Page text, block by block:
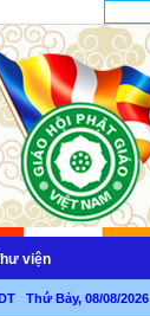
viện
Thứ Bảy, 08/08/2026